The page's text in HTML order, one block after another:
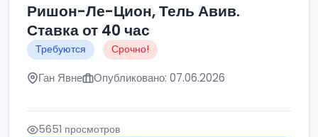
Ришон-Ле-Цион, Тель Авив.
Ставка от 40 час
Требуются Срочно!
Ган Явне Опубликовано: 07.06.2026
5651 просмотров